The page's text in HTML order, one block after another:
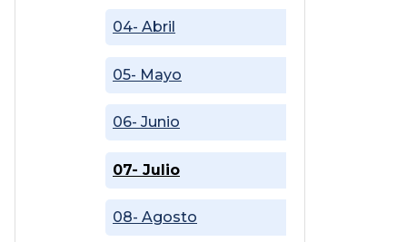
04- Abril
05- Mayo
06- Junio
07- Julio
08- Agosto